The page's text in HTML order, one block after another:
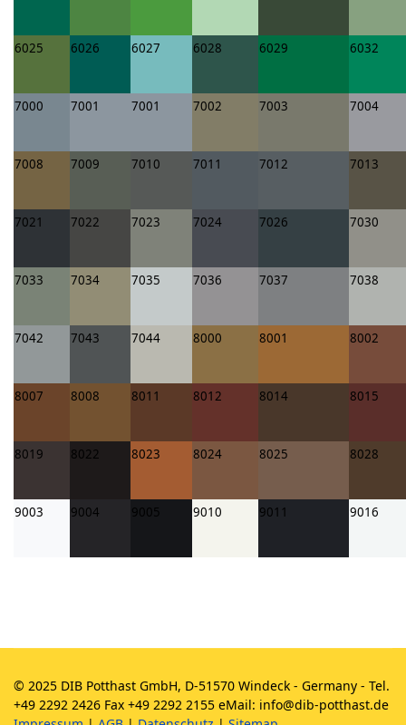
6025 6026 6027 6028 6029 6032
7000 7001 7001 7002 7003 7004
7008 7009 7010 7011 7012 7013
7021 7022 7023 7024 7026 7030
7033 7034 7035 7036 7037 7038
7042 7043 7044 8000 8001 8002
8007 8008 8011 8012 8014 8015
8019 8022 8023 8024 8025 8028
9003 9004 9005 9010 9011 9016
© 2025 DIB Potthast GmbH, D-51570 Windeck - Germany - Tel.
+49 2292 2426 Fax +49 2292 2155 eMail: info@dib-potthast.de